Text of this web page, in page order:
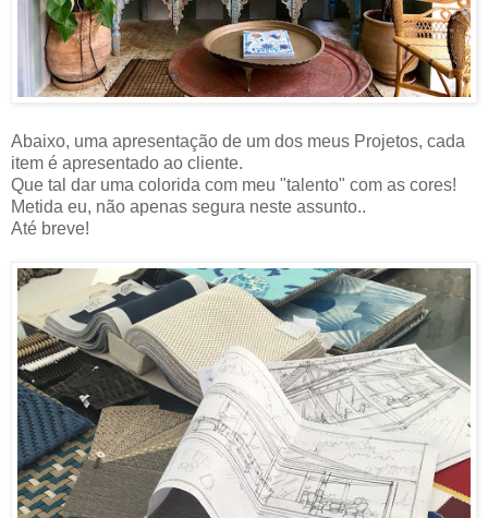
Abaixo, uma apresentação de um dos meus Projetos, cada
item é apresentado ao cliente.
Que tal dar uma colorida com meu "talento" com as cores!
Metida eu, não apenas segura neste assunto..
Até breve!